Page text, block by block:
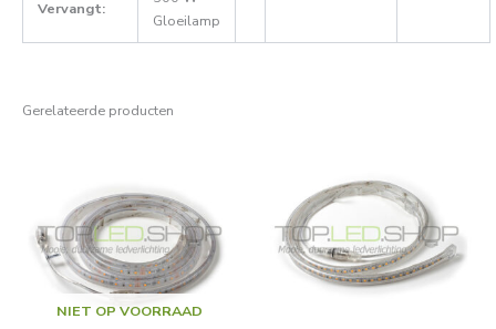
Vervangt:
Gloeilamp
Gerelateerde producten
NIET OP VOORRAAD